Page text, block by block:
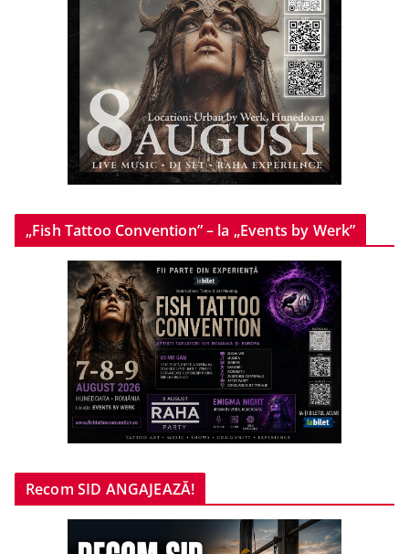
„Fish Tattoo Convention” – la „Events by Werk”
Recom SID ANGAJEAZĂ!